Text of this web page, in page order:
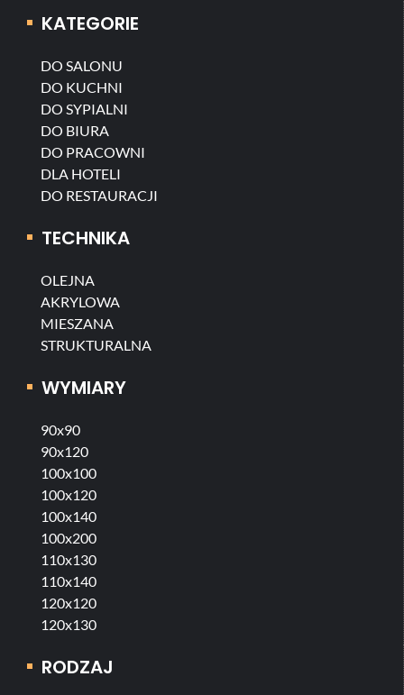
KATEGORIE
DO SALONU
DO KUCHNI
DO SYPIALNI
DO BIURA
DO PRACOWNI
DLA HOTELI
DO RESTAURACJI
TECHNIKA
OLEJNA
AKRYLOWA
MIESZANA
STRUKTURALNA
WYMIARY
90x90
90x120
100x100
100x120
100x140
100x200
110x130
110x140
120x120
120x130
RODZAJ